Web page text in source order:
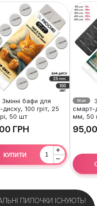
Змінні бафи для
100 гріт, 25
50 шт
ГРН
+
−
КУПИТИ
50 шт
смарт-
мм, 50
ПИЛОЧКИ ІСНУЮТЬ!